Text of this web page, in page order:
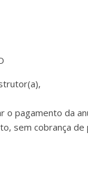
pagamento da
sem cobrança